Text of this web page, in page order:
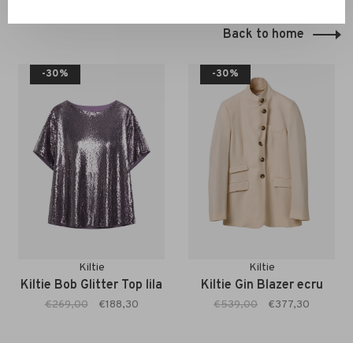
Back to home
-30%
Kiltie
Kiltie Bob Glitter Top lila
€269,00 €188,30
-30%
Kiltie
Kiltie Gin Blazer ecru
€539,00 €377,30